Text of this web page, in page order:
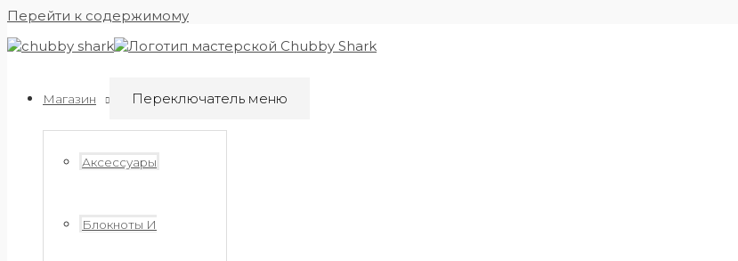
Перейти к содержимому
Магазин Переключатель меню
Аксессуары
Блокноты И